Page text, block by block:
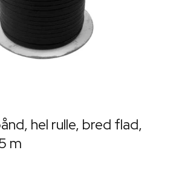
hel rulle, bred flad,
m